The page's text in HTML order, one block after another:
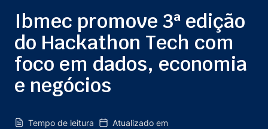
Ibmec promove 3ª edição
do Hackathon Tech com
foco em dados, economia
e negócios
Tempo de leitura Atualizado em